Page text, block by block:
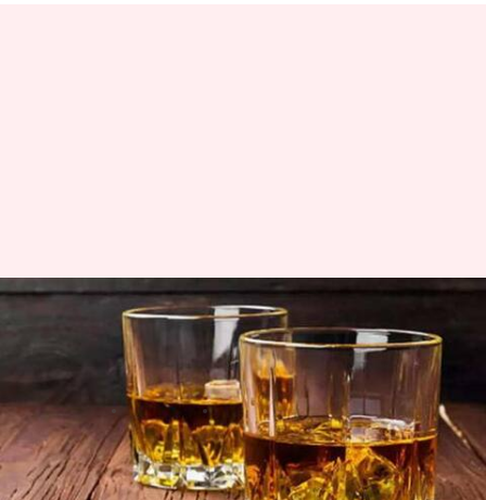
गुजरात: शराबबंदी के बावजूद पांच
साल में दोगुनी हुई शराब पीने वाली
महिलाओं की संख्या
लेखन भारत शर्मा Jan 11, 2021 10:20 pm
क्या है खबर?